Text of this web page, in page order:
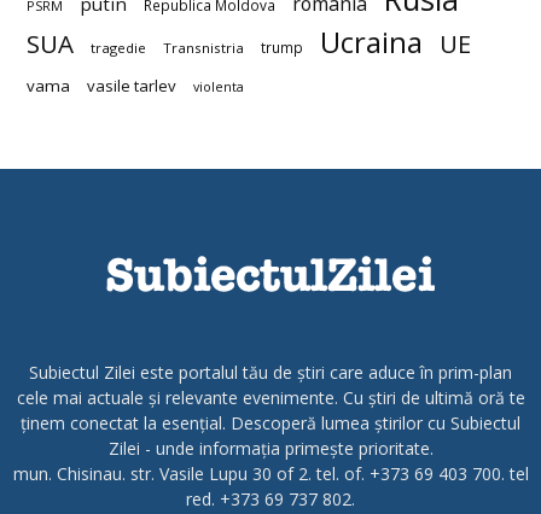
PSRM Republica Moldova
SUA tragedie Transnistria trump Ucraina UE
vama vasile tarlev violenta
Subiectul Zilei este portalul tău de știri care aduce în prim-plan
cele mai actuale și relevante evenimente. Cu știri de ultimă oră te
ținem conectat la esențial. Descoperă lumea știrilor cu Subiectul
Zilei - unde informația primește prioritate.
mun. Chisinau. str. Vasile Lupu 30 of 2. tel. of. +373 69 403 700. tel
red. +373 69 737 802.